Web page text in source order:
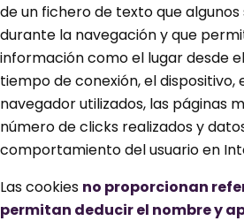
de un fichero de texto que
durante la navegación y que
información como el lugar desde
tiempo de conexión, el
navegador utilizados, las páginas
número de clicks realizados y
comportamiento del usuario en
Las cookies no proporcionan
permitan deducir el nombre y